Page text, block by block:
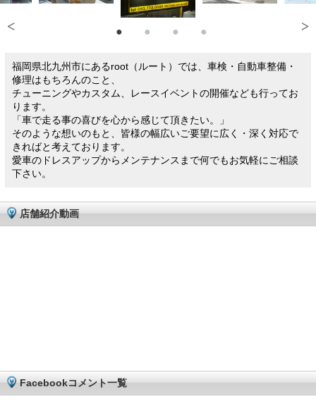
福岡県北九州市にあるroot（ルート）では、車検・自動車整備・
修理はもちろんのこと、
チューニングやカスタム、レースイベントの開催なども行ってお
ります。
「車で走る事の喜びを心から感じて頂きたい。」
そのような想いのもと、皆様の幅広いご要望に広く・深く対応で
きればと考えております。
愛車のドレスアップからメンテナンスまで何でもお気軽にご相談
下さい。
店舗紹介動画
Facebookコメント一覧